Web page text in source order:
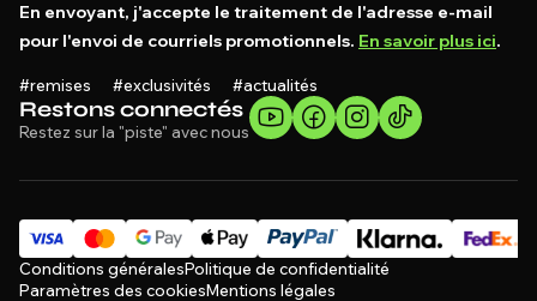
Restons connectés
Restez sur la "piste" avec nous
En envoyant, j'accepte le traitement de l'adresse e-mail
pour l'envoi de courriels promotionnels. En savoir plus ici.
#remises #exclusivités #actualités
Conditions généralesPolitique de confidentialité
Paramètres des cookiesMentions légales